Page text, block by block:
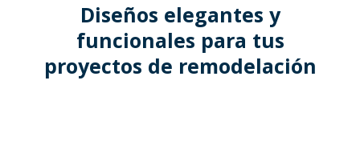
Diseños elegantes y
funcionales para tus
proyectos de remodelación